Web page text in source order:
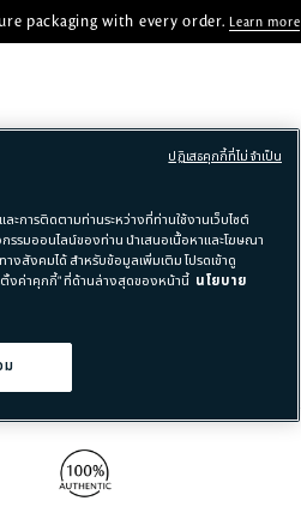
packaging with every order.Learn more
ละการติดตามท่านระหว่างที่ท่านใช้งานเว็บไซต์
รรมออนไลน์ของท่าน นำเสนอเนื้อหาและโฆษณา
งสังคมได้ สำหรับข้อมูลเพิ่มเติม โปรดเข้าดู
ตั้งค่าคุกกี้" ที่ด้านล่างสุดของหน้านี้ นโยบาย
ม
ปฏิเสธคุกกี้ที่ไม่จำเป็น